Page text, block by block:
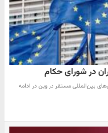
در شورای حکام
بین‌المللی مستقر در وین در ادامه